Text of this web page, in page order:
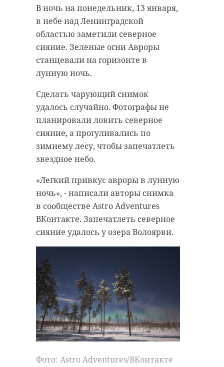
В ночь на понедельник, 13 января,
в небе над Ленинградской
областью заметили северное
сияние. Зеленые огни Авроры
станцевали на горизонте в
лунную ночь.
Сделать чарующий снимок
удалось случайно. Фотографы не
планировали ловить северное
сияние, а прогуливались по
зимнему лесу, чтобы запечатлеть
звездное небо.
«Легкий привкус авроры в лунную
ночь», - написали авторы снимка
в сообществе Astro Adventures
ВКонтакте. Запечатлеть северное
сияние удалось у озера Волоярви.
Фото: Astro Adventures/ВКонтакте
В Ленинградской области на реке
Вуокса заметили утку свиязь,
которая осталась здесь зимовать.
Фото в понедельник, 13 января,
опубликовано на канале
@astrophotoboloto в Telegram.
Уточка свиязь
осталась на зимовку
на реке Вуоксе.
Январь 2025, Вуокса
@astrophotoboloto
Утка свиязь (Mareca penelope) —
это средних размеров перелетная
широко распространенная в
северных районах Евразии.
Эти утки предпочитают водоемы с
открытыми мелководьями,
окруженные растительностью,
включая озера, болота и реки.
морских побережьях, лагунах и